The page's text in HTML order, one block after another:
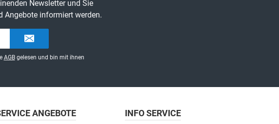
Newsletter und Sie
Angebote informiert werden.
AGBgelesen und bin mit ihnen
ANGEBOTE INFO SERVICE